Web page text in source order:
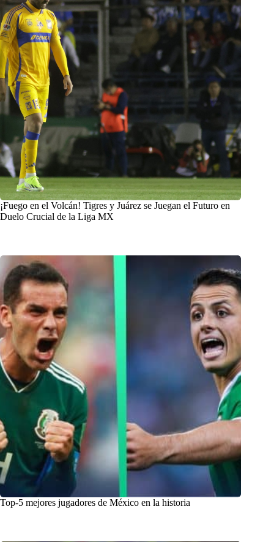
¡Fuego en el Volcán! Tigres y Juárez se Juegan el Futuro en
Duelo Crucial de la Liga MX
Top-5 mejores jugadores de México en la historia